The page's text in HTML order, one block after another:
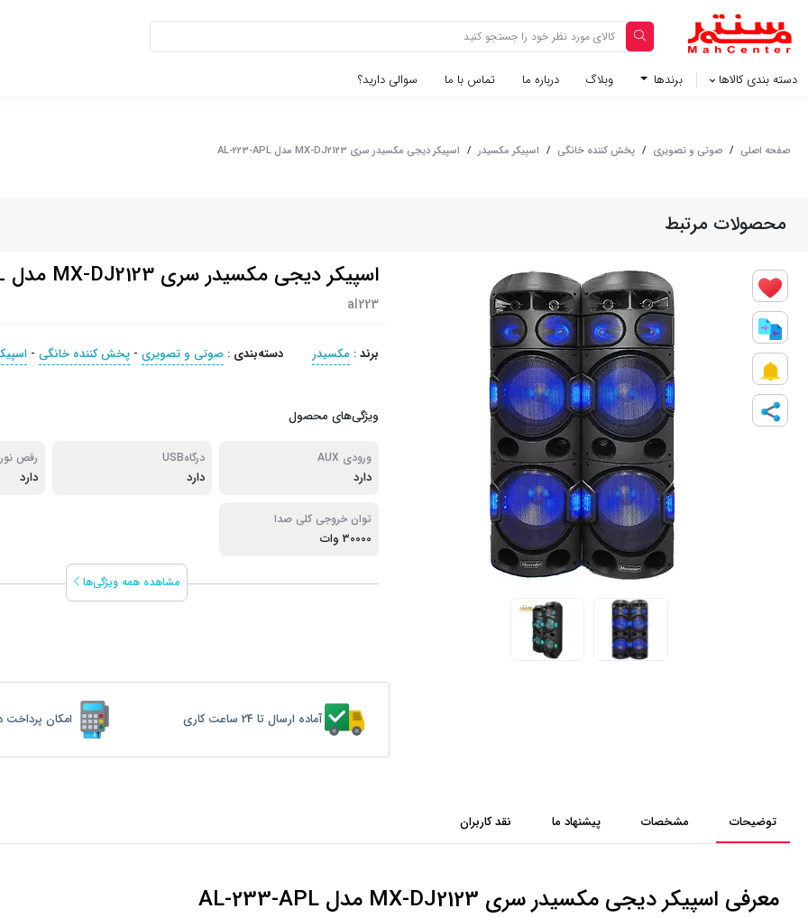
دسته بندی کالاها برندها وبلاگ‌ درباره ما تماس با ما سوالی دارید؟
صفحه اصلی / صوتی و تصويری / پخش کننده خانگی / اسپیکر مکسیدر / اسپیکر دیجی مکسیدر سری MX-DJ2123 مدل AL-223-APL
محصولات مرتبط
اسپیکر دیجی مکسیدر سری MX-DJ2123 مدل AL-223-APL
al223
برند: مکسیدر دسته‌بندی : صوتی و تصويری - پخش کننده خانگی -
ویژگی‌های محصول
ورودی AUX
دارد
درگاه‌USB
دارد
رقص نور
دارد
توان خروجی کلی صدا
30000 وات
مشاهده همه ویژگی‌ها
آماده ارسال تا 24 ساعت کاری امکان
توضیحات مشخصات پیشنهاد ما نقد کاربران
معرفی اسپیکر دیجی مکسیدر سری MX-DJ2123 مدل AL-233-APL